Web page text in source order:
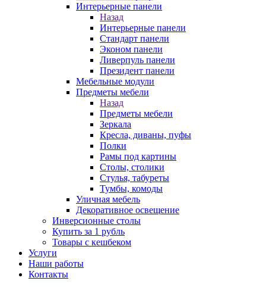
Интерьерные панели
Назад
Интерьерные панели
Стандарт панели
Эконом панели
Ливерпуль панели
Президент панели
Мебельные модули
Предметы мебели
Назад
Предметы мебели
Зеркала
Кресла, диваны, пуфы
Полки
Рамы под картины
Столы, столики
Стулья, табуреты
Тумбы, комоды
Уличная мебель
Декоративное освещение
Инверсионные столы
Купить за 1 рубль
Товары с кешбеком
Услуги
Наши работы
Контакты